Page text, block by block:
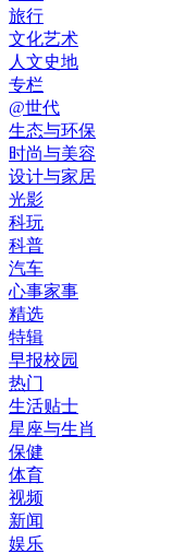
旅行
文化艺术
人文史地
专栏
@世代
生态与环保
时尚与美容
设计与家居
光影
科玩
科普
汽车
心事家事
精选
特辑
早报校园
热门
生活贴士
星座与生肖
保健
体育
视频
新闻
娱乐